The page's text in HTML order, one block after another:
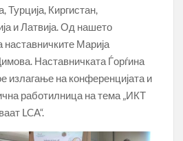
Турција, Киргистан,
и Латвија. Од нашето
Марија
Наставничката Ѓорѓина
излагање на конференцијата и
работилница на тема „ИКТ
LCA“.